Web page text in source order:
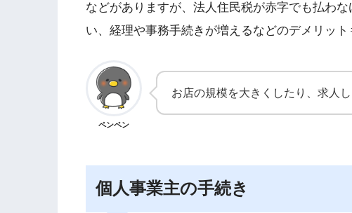
などがありますが、法人住民税が赤字でも払わ
い、経理や事務手続きが増えるなどのデメリット
ペンペン
お店の規模を大きくしたり、求人
個人事業主の手続き